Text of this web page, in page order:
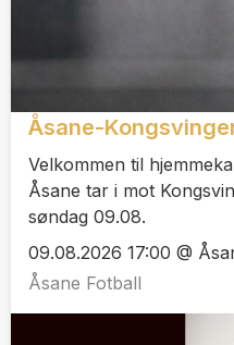
Åsane-
Velkommen til
Åsane tar i mot
søndag 09.08.
09.08.2026 17:00 @
Åsane Fotball